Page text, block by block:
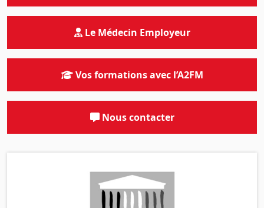
Le Médecin Employeur
Vos formations avec l’A2FM
Nous contacter